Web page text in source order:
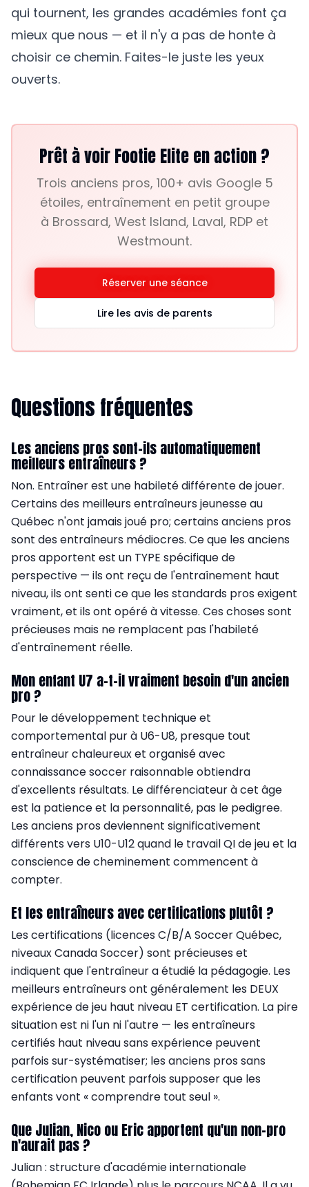
qui tournent, les grandes académies font ça
mieux que nous — et il n'y a pas de honte à
choisir ce chemin. Faites-le juste les yeux
ouverts.
Prêt à voir Footie Elite en action ?
Trois anciens pros, 100+ avis Google 5
étoiles, entraînement en petit groupe
à Brossard, West Island, Laval, RDP et
Westmount.
Réserver une séance
Lire les avis de parents
Questions fréquentes
Les anciens pros sont-ils automatiquement
meilleurs entraîneurs ?
Non. Entraîner est une habileté différente de jouer.
Certains des meilleurs entraîneurs jeunesse au
Québec n'ont jamais joué pro; certains anciens pros
sont des entraîneurs médiocres. Ce que les anciens
pros apportent est un TYPE spécifique de
perspective — ils ont reçu de l'entraînement haut
niveau, ils ont senti ce que les standards pros exigent
vraiment, et ils ont opéré à vitesse. Ces choses sont
précieuses mais ne remplacent pas l'habileté
d'entraînement réelle.
Mon enfant U7 a-t-il vraiment besoin d'un ancien
pro ?
Pour le développement technique et
comportemental pur à U6-U8, presque tout
entraîneur chaleureux et organisé avec
connaissance soccer raisonnable obtiendra
d'excellents résultats. Le différenciateur à cet âge
est la patience et la personnalité, pas le pedigree.
Les anciens pros deviennent significativement
différents vers U10-U12 quand le travail QI de jeu et la
conscience de cheminement commencent à
compter.
Et les entraîneurs avec certifications plutôt ?
Les certifications (licences C/B/A Soccer Québec,
niveaux Canada Soccer) sont précieuses et
indiquent que l'entraîneur a étudié la pédagogie. Les
meilleurs entraîneurs ont généralement les DEUX
expérience de jeu haut niveau ET certification. La pire
situation est ni l'un ni l'autre — les entraîneurs
certifiés haut niveau sans expérience peuvent
parfois sur-systématiser; les anciens pros sans
certification peuvent parfois supposer que les
enfants vont « comprendre tout seul ».
Que Julian, Nico ou Eric apportent qu'un non-pro
n'aurait pas ?
Julian : structure d'académie internationale